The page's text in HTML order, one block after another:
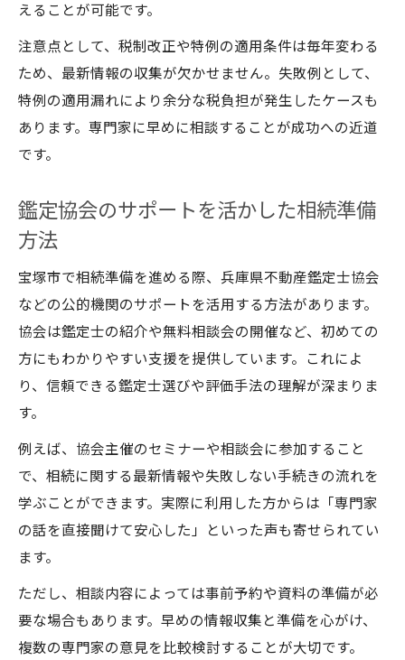
えることが可能です。
注意点として、税制改正や特例の適用条件は毎年変わる
ため、最新情報の収集が欠かせません。失敗例として、
特例の適用漏れにより余分な税負担が発生したケースも
あります。専門家に早めに相談することが成功への近道
です。
鑑定協会のサポートを活かした相続準備
方法
宝塚市で相続準備を進める際、兵庫県不動産鑑定士協会
などの公的機関のサポートを活用する方法があります。
協会は鑑定士の紹介や無料相談会の開催など、初めての
方にもわかりやすい支援を提供しています。これによ
り、信頼できる鑑定士選びや評価手法の理解が深まりま
す。
例えば、協会主催のセミナーや相談会に参加すること
で、相続に関する最新情報や失敗しない手続きの流れを
学ぶことができます。実際に利用した方からは「専門家
の話を直接聞けて安心した」といった声も寄せられてい
ます。
ただし、相談内容によっては事前予約や資料の準備が必
要な場合もあります。早めの情報収集と準備を心がけ、
複数の専門家の意見を比較検討することが大切です。